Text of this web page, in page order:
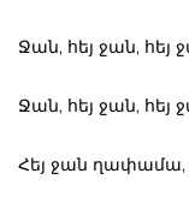
Ջան, հեյ ջան, հեյ
Ջան, հեյ ջան, հեյ
Հեյ ջան ղափամա,